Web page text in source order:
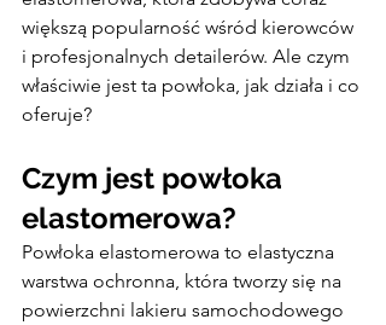
większą popularność wśród kierowców
i profesjonalnych detailerów. Ale czym
właściwie jest ta powłoka, jak działa i co
oferuje?
Czym jest powłoka
elastomerowa?
Powłoka elastomerowa to elastyczna
warstwa ochronna, która tworzy się na
powierzchni lakieru samochodowego